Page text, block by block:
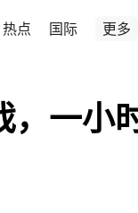
热点 国际 更多
，一小